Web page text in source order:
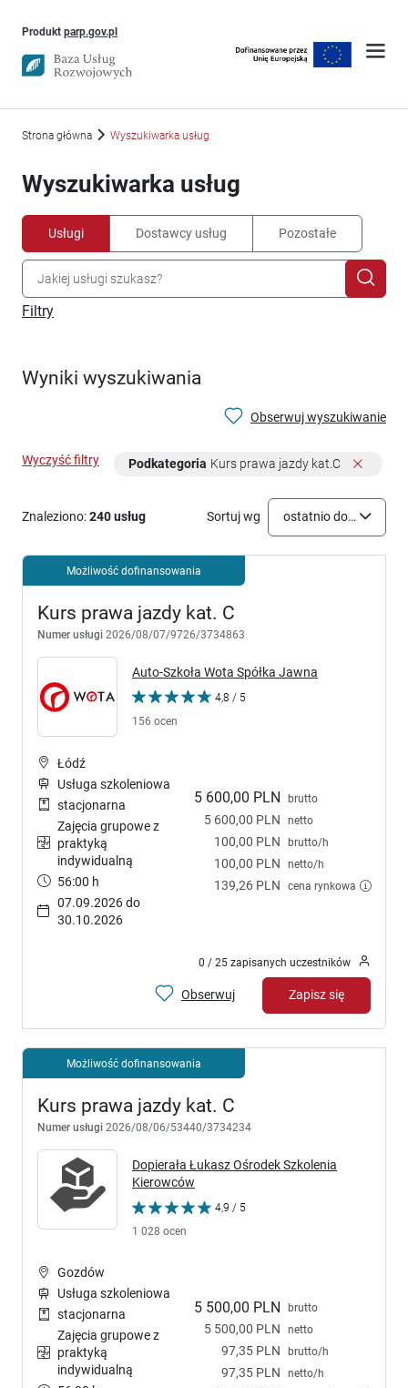
Produkt parp.gov.plUwaga, link otworzy się w nowym oknie
Strona główna Wyszukiwarka usług
Wyszukiwarka usług
Usługi Dostawcy usług Pozostałe
Filtry
Wyniki wyszukiwania
Obserwuj wyszukiwanie
Wyczyść filtry Podkategoria Kurs prawa jazdy kat.C
Znaleziono:240 usług Sortuj wg ostatnio dodane
Możliwość dofinansowania
Kurs prawa jazdy kat. C
Numer usługi 2026/08/07/9726/3734863
Auto-Szkoła Wota Spółka Jawna
4,8 / 5
156 ocen
5 600,00 PLN brutto
5 600,00 PLN netto
100,00 PLN brutto/h
100,00 PLN netto/h
139,26 PLN cena rynkowa
Łódź
Usługa szkoleniowa
stacjonarna
Zajęcia grupowe z
praktyką
indywidualną
56:00 h
07.09.2026 do
30.10.2026
0 / 25 zapisanych uczestników
Obserwuj Zapisz się
Możliwość dofinansowania
Kurs prawa jazdy kat. C
Numer usługi 2026/08/06/53440/3734234
Dopierała Łukasz Ośrodek Szkolenia
Kierowców
4,9 / 5
1 028 ocen
5 500,00 PLN brutto
5 500,00 PLN netto
97,35 PLN brutto/h
97,35 PLN netto/h
Gozdów
Usługa szkoleniowa
stacjonarna
Zajęcia grupowe z
praktyką
indywidualną